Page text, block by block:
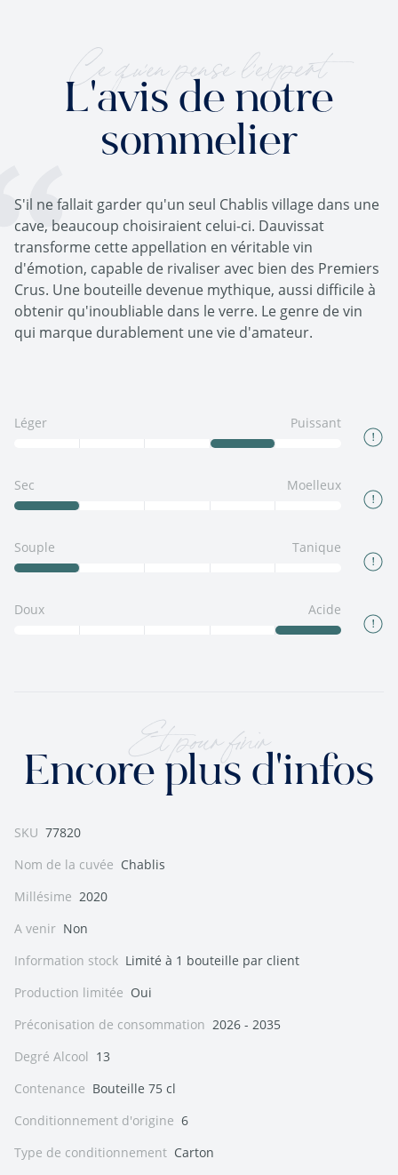
Ce qu'en pense l'expert
L'avis de notre
sommelier
S'il ne fallait garder qu'un seul Chablis village dans une
cave, beaucoup choisiraient celui-ci. Dauvissat
transforme cette appellation en véritable vin
d'émotion, capable de rivaliser avec bien des Premiers
Crus. Une bouteille devenue mythique, aussi difficile à
obtenir qu'inoubliable dans le verre. Le genre de vin
qui marque durablement une vie d'amateur.
Léger Puissant
Sec Moelleux
Souple Tanique
Doux Acide
Et pour finir
Encore plus d'infos
SKU 77820
Nom de la cuvée Chablis
Millésime 2020
A venir Non
Information stock Limité à 1 bouteille par client
Production limitée Oui
Préconisation de consommation 2026 - 2035
Degré Alcool 13
Contenance Bouteille 75 cl
Conditionnement d'origine 6
Type de conditionnement Carton